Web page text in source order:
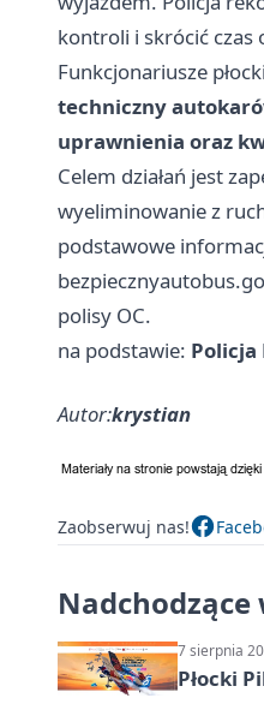
kontroli i skrócić czas
Funkcjonariusze
techniczny
uprawnienia oraz
Celem działań jest
wyeliminowanie z
podstawowe
polisy OC.
na podstawie: Policja
Autor:krystian
Zaobserwuj nas!
7 sierpnia
Płocki